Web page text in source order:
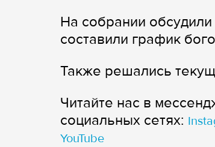
На собрании
составили график
Также решались
Читайте нас в
cоциальных сетях:
YouTube